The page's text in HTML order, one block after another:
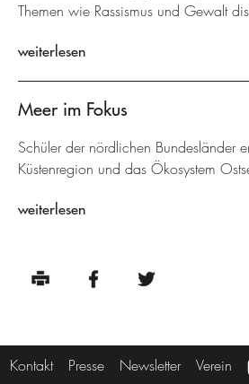
Themen wie Rassismus und Gewalt
weiterlesen
Meer im Fokus
Schüler der nördlichen Bundesländer
Küstenregion und das Ökosystem
weiterlesen
Kontakt Presse Newsletter Verein